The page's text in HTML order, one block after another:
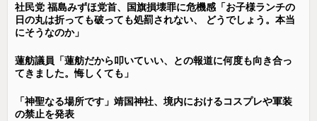
社民党 福島みずほ党首、国旗損壊罪に危機感「お子様ランチの
日の丸は折っても破っても処罰されない、 どうでしょう。本当
にそうなのか」
蓮舫議員「蓮舫だから叩いていい、との報道に何度も向き合っ
てきました。悔しくても」
「神聖なる場所です」靖国神社、境内におけるコスプレや軍装
の禁止を発表